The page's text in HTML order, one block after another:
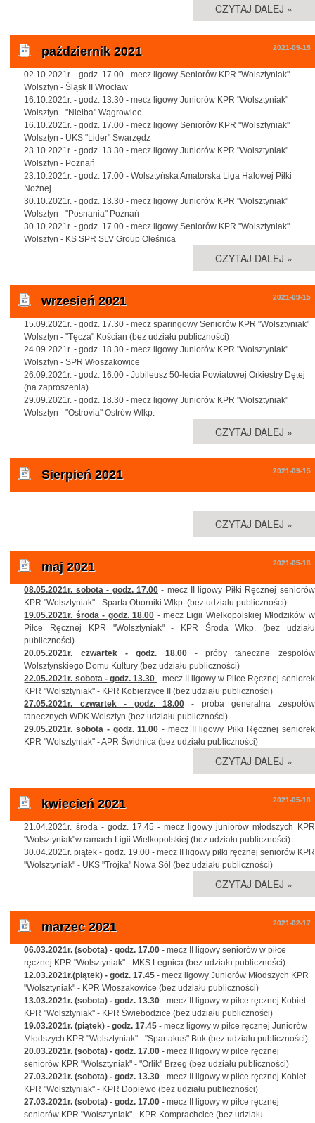
CZYTAJ DALEJ »
październik 2021 2021-09-15
02.10.2021r. - godz. 17.00 - mecz ligowy Seniorów KPR "Wolsztyniak"
Wolsztyn - Śląsk II Wrocław
16.10.2021r. - godz. 13.30 - mecz ligowy Juniorów KPR "Wolsztyniak"
Wolsztyn - "Nielba" Wągrowiec
16.10.2021r. - godz. 17.00 - mecz ligowy Seniorów KPR "Wolsztyniak"
Wolsztyn - UKS "Lider" Swarzędz
23.10.2021r. - godz. 13.30 - mecz ligowy Juniorów KPR "Wolsztyniak"
Wolsztyn - Poznań
23.10.2021r. - godz. 17.00 - Wolsztyńska Amatorska Liga Halowej Piłki
Nożnej
30.10.2021r. - godz. 13.30 - mecz ligowy Juniorów KPR "Wolsztyniak"
Wolsztyn - "Posnania" Poznań
30.10.2021r. - godz. 17.00 - mecz ligowy Seniorów KPR "Wolsztyniak"
Wolsztyn - KS SPR SLV Group Oleśnica
CZYTAJ DALEJ »
wrzesień 2021 2021-09-15
15.09.2021r. - godz. 17.30 - mecz sparingowy Seniorów KPR "Wolsztyniak"
Wolsztyn - "Tęcza" Kościan (bez udziału publiczności)
24.09.2021r. - godz. 18.30 - mecz ligowy Juniorów KPR "Wolsztyniak"
Wolsztyn - SPR Włoszakowice
26.09.2021r. - godz. 16.00 - Jubileusz 50-lecia Powiatowej Orkiestry Dętej
(na zaproszenia)
29.09.2021r. - godz. 18.30 - mecz ligowy Juniorów KPR "Wolsztyniak"
Wolsztyn - "Ostrovia" Ostrów Wlkp.
CZYTAJ DALEJ »
Sierpień 2021 2021-09-15
CZYTAJ DALEJ »
maj 2021 2021-05-18
08.05.2021r. sobota - godz. 17.00- mecz II ligowy Piłki Ręcznej seniorów
KPR "Wolsztyniak" - Sparta Oborniki Wlkp. (bez udziału publiczności)
19.05.2021r. środa - godz. 18.00 - mecz Ligii Wielkopolskiej Młodzików w
Piłce Ręcznej KPR "Wolsztyniak" - KPR Środa Wlkp. (bez udziału
publiczności)
20.05.2021r. czwartek - godz. 18.00- próby taneczne zespołów
Wolsztyńskiego Domu Kultury (bez udziału publiczności)
22.05.2021r. sobota - godz. 13.30 - mecz II ligowy w Piłce Ręcznej seniorek
KPR "Wolsztyniak" - KPR Kobierzyce II (bez udziału publiczności)
27.05.2021r. czwartek - godz. 18.00 - próba generalna zespołów
tanecznych WDK Wolsztyn (bez udziału publiczności)
29.05.2021r. sobota - godz. 11.00 - mecz II ligowy Piłki Ręcznej seniorek
KPR "Wolsztyniak" - APR Świdnica (bez udziału publiczności)
CZYTAJ DALEJ »
kwiecień 2021 2021-05-18
21.04.2021r. środa - godz. 17.45 - mecz ligowy juniorów młodszych KPR
"Wolsztyniak"w ramach Ligii Wielkopolskiej (bez udziału publiczności)
30.04.2021r. piątek - godz. 19.00 - mecz II ligowy piłki ręcznej seniorów KPR
"Wolsztyniak" - UKS "Trójka" Nowa Sól (bez udziału publiczności)
CZYTAJ DALEJ »
marzec 2021 2021-02-17
06.03.2021r. (sobota) - godz. 17.00 - mecz II ligowy seniorów w piłce
ręcznej KPR "Wolsztyniak" - MKS Legnica (bez udziału publiczności)
12.03.2021r.(piątek) - godz. 17.45 - mecz ligowy Juniorów Młodszych KPR
"Wolsztyniak" - KPR Włoszakowice (bez udziału publiczności)
13.03.2021r. (sobota) - godz. 13.30 - mecz II ligowy w piłce ręcznej Kobiet
KPR "Wolsztyniak" - KPR Świebodzice (bez udziału publiczności)
19.03.2021r. (piątek) - godz. 17.45 - mecz ligowy w piłce ręcznej Juniorów
Młodszych KPR "Wolsztyniak" - "Spartakus" Buk (bez udziału publiczności)
20.03.2021r. (sobota) - godz. 17.00 - mecz II ligowy w piłce ręcznej
seniorów KPR "Wolsztyniak" - "Orlik" Brzeg (bez udziału publiczności)
27.03.2021r. (sobota) - godz. 13.30 - mecz II ligowy w piłce ręcznej Kobiet
KPR "Wolsztyniak" - KPR Dopiewo (bez udziału publiczności)
27.03.2021r. (sobota) - godz. 17.00 - mecz II ligowy w piłce ręcznej
seniorów KPR "Wolsztyniak" - KPR Komprachcice (bez udziału